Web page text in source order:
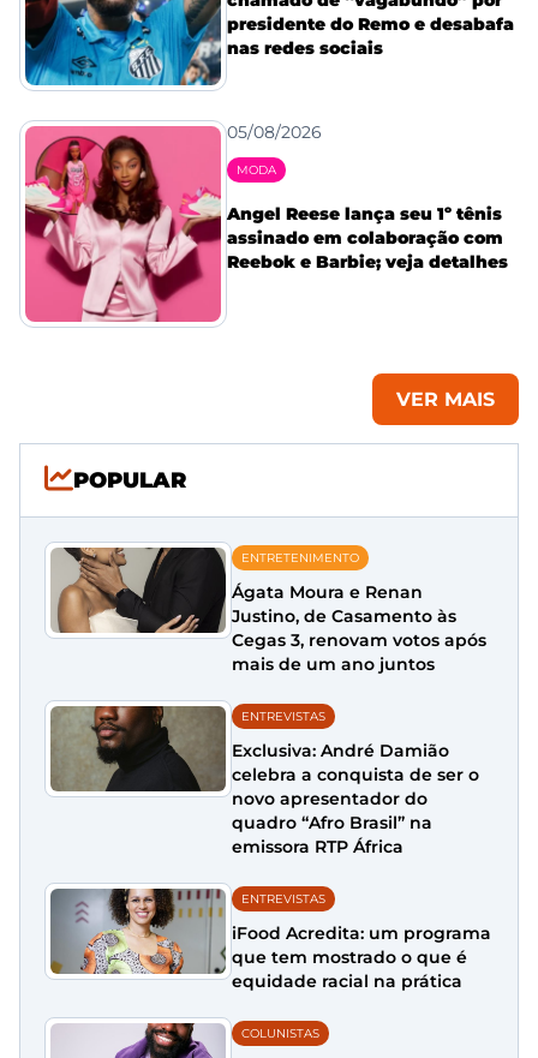
presidente do Remo e desabafa
nas redes sociais
05/08/2026
MODA
Angel Reese lança seu 1º tênis
assinado em colaboração com
Reebok e Barbie; veja detalhes
VER MAIS
POPULAR
ENTRETENIMENTO
Ágata Moura e Renan
Justino, de Casamento às
Cegas 3, renovam votos após
mais de um ano juntos
ENTREVISTAS
Exclusiva: André Damião
celebra a conquista de ser o
novo apresentador do
quadro “Afro Brasil” na
emissora RTP África
ENTREVISTAS
iFood Acredita: um programa
que tem mostrado o que é
equidade racial na prática
COLUNISTAS